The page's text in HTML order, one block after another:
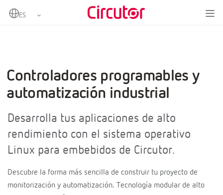
Controladores programables y
automatización industrial
Desarrolla tus aplicaciones de alto
rendimiento con el sistema operativo
Linux para embebidos de Circutor.
Descubre la forma más sencilla de construir tu proyecto de
monitorización y automatización. Tecnología modular de alto